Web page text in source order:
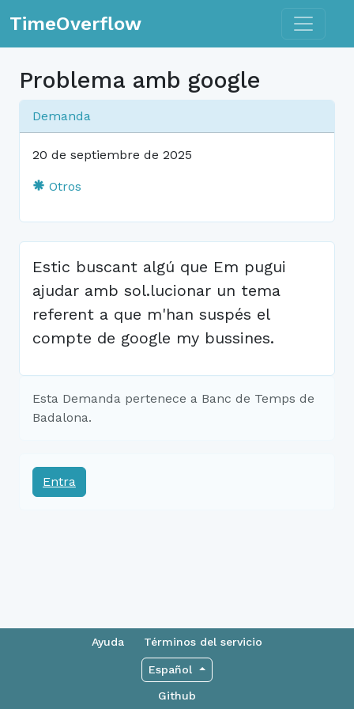
TimeOverflow Toggle
Problema amb google
Demanda
20 de septiembre de 2025
Otros
Estic buscant algú que Em pugui
ajudar amb sol.lucionar un tema
referent a que m'han suspés el
compte de google my bussines.
Esta Demanda pertenece a Banc de Temps de
Badalona.
Entra
Ayuda Términos del servicio
Español
Github